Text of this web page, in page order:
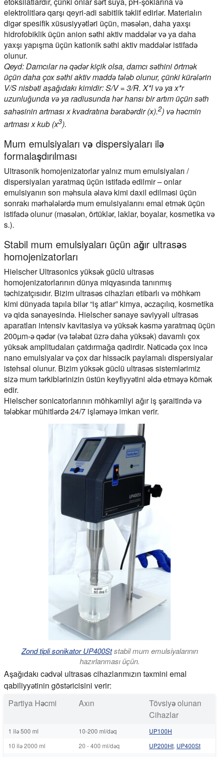
elektrolitlərə qarşı qeyri-adi sabitlik təklif edirlər. Materialın
digər spesifik xüsusiyyətləri üçün, məsələn, daha yaxşı
hidrofobiklik üçün anion səthi aktiv maddələr və ya daha
yaxşı yapışma üçün kationik səthi aktiv maddələr istifadə
olunur.
Qeyd: Damcılar nə qədər kiçik olsa, damcı səthini örtmək
üçün daha çox səthi aktiv maddə tələb olunur, çünki kürələrin
V/S nisbəti aşağıdakı kimidir: S/V = 3/R. X*l və ya x*r
uzunluğunda və ya radiusunda hər hansı bir artım üçün səth
sahəsinin artması x kvadratına bərabərdir (x).2) və həcmin
artması x kub (x3).
Mum emulsiyaları və dispersiyaları ilə
formalaşdırılması
Ultrasonik homojenizatorlar yalnız mum emulsiyaları /
dispersiyaları yaratmaq üçün istifadə edilmir – onlar
emulsiyanın son məhsula əlavə kimi daxil edilməsi üçün
sonrakı mərhələlərdə mum emulsiyalarını emal etmək üçün
istifadə olunur (məsələn, örtüklər, laklar, boyalar, kosmetika və
s.).
Stabil mum emulsiyaları üçün ağır ultrasəs
homojenizatorları
Hielscher Ultrasonics yüksək güclü ultrasəs
homojenizatorlarının dünya miqyasında tanınmış
təchizatçısıdır. Bizim ultrasəs cihazları etibarlı və möhkəm
kimi dünyada tapıla bilər “iş atlar” kimya, əczaçılıq, kosmetika
və qida sənayesində. Hielscher sənaye səviyyəli ultrasəs
aparatları intensiv kavitasiya və yüksək kəsmə yaratmaq üçün
200µm-ə qədər (və tələbat üzrə daha yüksək) davamlı çox
yüksək amplitudaları çatdırmağa qadirdir. Nəticədə çox incə
nano emulsiyalar və çox dar hissəcik paylamalı dispersiyalar
istehsal olunur. Bizim yüksək güclü ultrasəs sistemlərimiz
sizə mum tərkiblərinizin üstün keyfiyyətini əldə etməyə kömək
edir.
Hielscher sonicatorlarının möhkəmliyi ağır iş şəraitində və
tələbkar mühitlərdə 24/7 işləməyə imkan verir.
Zond tipli sonikator UP400Ststabil mum emulsiyalarının
hazırlanması üçün.
Aşağıdakı cədvəl ultrasəs cihazlarımızın təxmini emal
qabiliyyətinin göstəricisini verir:
Partiya Həcmi
Axın
Tövsiyə olunan
Cihazlar
1 ilə 500 ml 10-200 ml/dəq
UP100H
10 ilə 2000 ml
20 - 400 ml/dəq UP200Ht, UP400St